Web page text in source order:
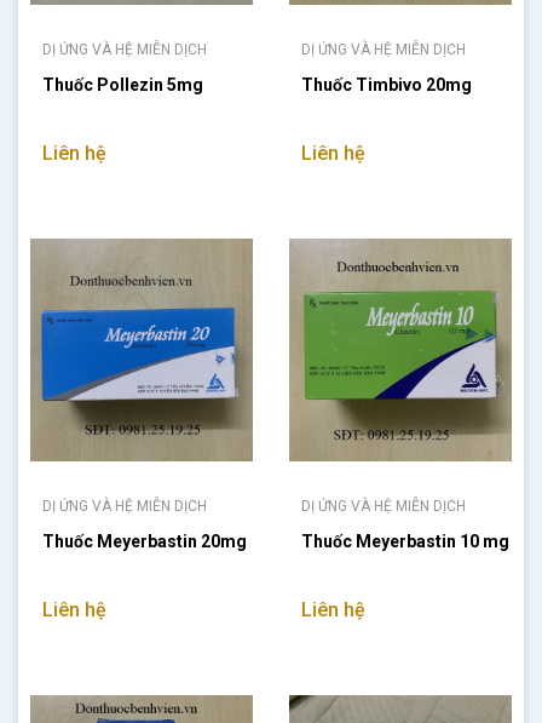
DỊ ỨNG VÀ HỆ MIỄN DỊCH
Thuốc Pollezin 5mg
Liên hệ
DỊ ỨNG VÀ HỆ MIỄN DỊCH
Thuốc Timbivo 20mg
Liên hệ
DỊ ỨNG VÀ HỆ MIỄN DỊCH
Thuốc Meyerbastin 20mg
Liên hệ
DỊ ỨNG VÀ HỆ MIỄN DỊCH
Thuốc Meyerbastin 10 mg
Liên hệ